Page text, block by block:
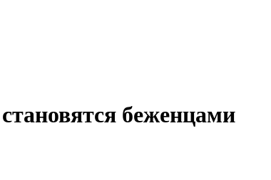
беженцами